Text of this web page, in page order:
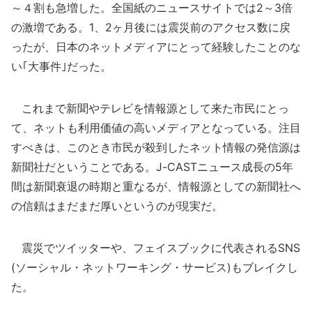
～４割も急増した。全国紙のニュースサイトでは2～3倍
の激増である。1、2ヶ月後には震災前のアクセス数に戻
ったが、日本のネットメディアにとって経験したことのな
い｢大事件｣だった。
これまで新聞やテレビを情報源として来た市民にとっ
て、ネットも利用価値の高いメディアとなっている。注目
すべきは、このとき市民が殺到したネット情報の発信源は
新聞社だということである。J-CASTニュース成長の5年
間は新聞衰退の時期と重なるが、情報源としての新聞社へ
の信頼はまだまだ厚いというのが現実だ。
震災でツイッターや、フェイスブックに代表されるSNS
(ソーシャル・ネットワーキング・サービス)もブレイクし
た。